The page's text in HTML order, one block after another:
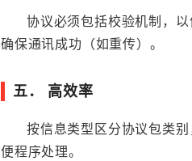
协议必须包括校验机制，
确保通讯成功（如重传）。
五． 高效率
按信息类型区分协议包类
便程序处理。